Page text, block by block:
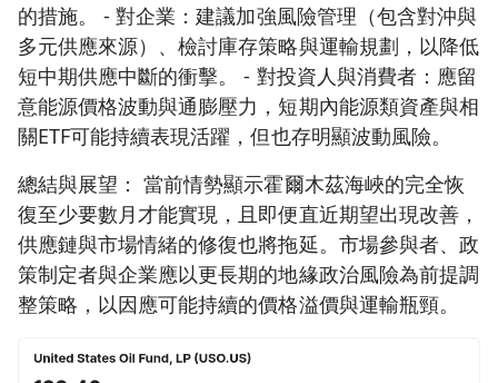
的措施。 - 對企業：建議加強風險管理（包含對沖與
多元供應來源）、檢討庫存策略與運輸規劃，以降低
短中期供應中斷的衝擊。 - 對投資人與消費者：應留
意能源價格波動與通膨壓力，短期內能源類資產與相
關ETF可能持續表現活躍，但也存明顯波動風險。
總結與展望： 當前情勢顯示霍爾木茲海峽的完全恢
復至少要數月才能實現，且即便直近期望出現改善，
供應鏈與市場情緒的修復也將拖延。市場參與者、政
策制定者與企業應以更長期的地緣政治風險為前提調
整策略，以因應可能持續的價格溢價與運輸瓶頸。